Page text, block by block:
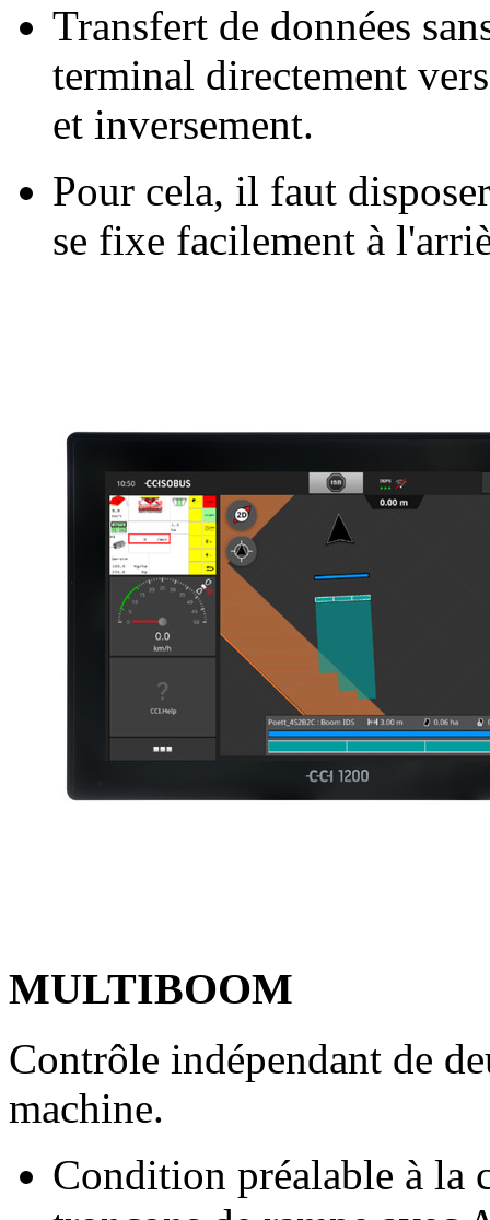
Transfert de données
terminal directement
et inversement.
Pour cela, il faut
se fixe facilement à
MULTIBOOM
Contrôle indépendant de
machine.
Condition préalable à la